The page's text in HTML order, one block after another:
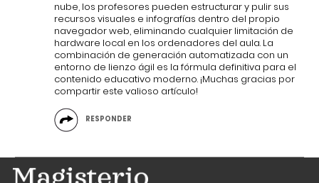
nube, los profesores pueden estructurar y pulir sus
recursos visuales e infografías dentro del propio
navegador web, eliminando cualquier limitación de
hardware local en los ordenadores del aula. La
combinación de generación automatizada con un
entorno de lienzo ágil es la fórmula definitiva para el
contenido educativo moderno. ¡Muchas gracias por
compartir este valioso artículo!
RESPONDER